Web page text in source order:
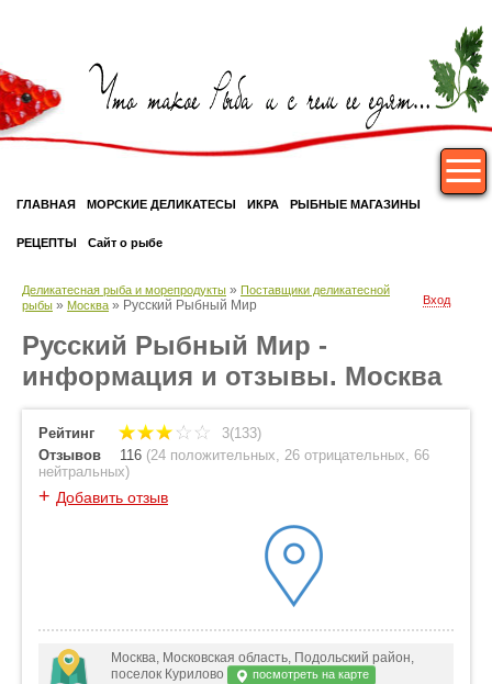
ГЛАВНАЯ МОРСКИЕ ДЕЛИКАТЕСЫ ИКРА РЫБНЫЕ МАГАЗИНЫ
РЕЦЕПТЫ Сайт о рыбе
Деликатесная рыба и морепродукты » Поставщики деликатесной
рыбы » Москва » Русский Рыбный Мир Вход
Русский Рыбный Мир -
информация и отзывы. Москва
Рейтинг
3(133)
Отзывов
116 (24 положительных, 26 отрицательных, 66
нейтральных)
+ Добавить отзыв
Москва, Московская область, Подольский район,
поселок Курилово
посмотреть на карте